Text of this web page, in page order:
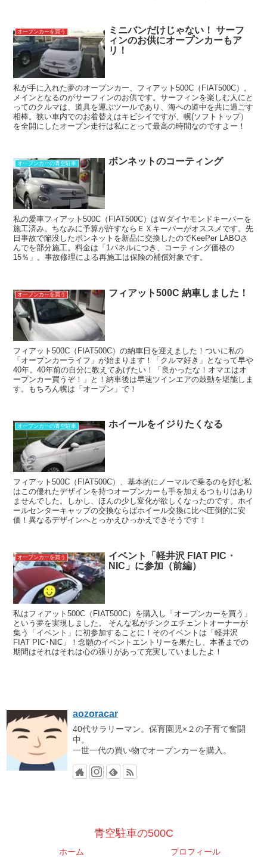
オープンカーを買う
ミニバンだけじゃない！ サーフ
ィンのお供にオープンカーもア
リ！
私が手に入れた夢のオープンカー、フィアット500C（FIAT500C）。
メインとなるのがサーフィンのお供です。サーフィンを楽しむ人にと
ってのクルマは、道具を運ぶツールであり、海への道中を共に過ごす
相棒。狭い車内でのお着替えはキビシイですが、幌(ソフトトップ）
を全開にしたオープン走行は私にとって最高の時間なのですよー！
オープンカーの青空駐車 ボンネットのコーティング
私の愛車フィアット500C（FIAT500C）はＷダイヤモンドキーパーを
施工済み。ちなみに予算が許すならＥＸキーパーがオススメです。先
日事故で陥没したボンネットを新品に交換したのでKeePer LABOさ
んでを部分施工。料金は「1パネルにつき、コーティング価格の
15％」。事故修理による再施工は保険の補償対象です。
オープンカーを買う フィアット500C 納車しました！
フィアット500C（FIAT500C）の納車日を迎えました！ついに私の
「オープンカーライフ」が始まります！「クルマ好き」となって早や
40年。40年前の自分に教えてあげたい！「良かったな！オマエはオ
ープンカー買うぞ！」と！納車後は早速ツインエアの鼓動を堪能しま
す。もちろん幌は「オープン」で！
オープンカーの青空駐車 ホイールをイジりたくなる
フィアット500C（FIAT500C）、基本的にノーマルで乗るのを好む私
はこの優れたデザインを持つオープンカーも手を加えるつもりはあり
ませんでした。しかし、ほんの少し変化が欲しくなったのです。ホイ
ールセンターキャップの交換ならばホイール交換に比べ圧倒的に安
価！異なるデザインへとっかえひっかえできそうです！
オープンカーを買う
イベント「軽井沢 FIAT PIC・
NIC」に参加（前編）
私はフィアット500C（FIAT500C）を購入し「オープンカーを買う」
という夢を実現しました。 そんな私がチンクエチェントオーナーが
集う「イベント」に初参加することに！そのイベントは「軽井沢
FIAT PIC･NIC」！念願のイベントエントリーを果たし、本番までの
期間はそれはそれは心の張りがあって充実していましたよ！
aozoracar
40代サラリーマン。保育園児×２の子育て奮闘
中。
一世一代の買い物でオープンカーを購入。
青空駐車の500C
ホーム プロフィール